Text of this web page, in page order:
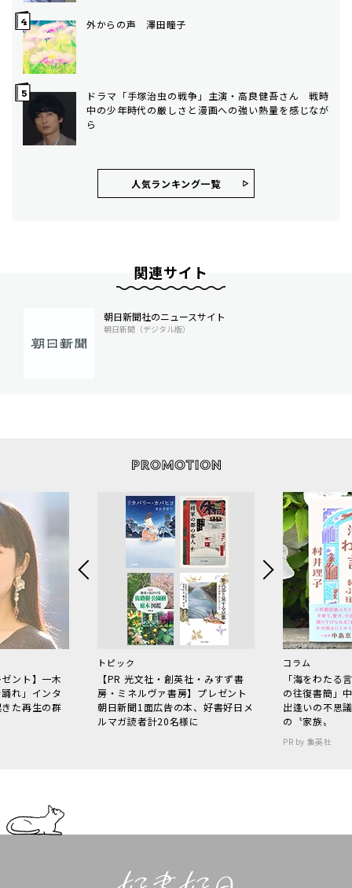
外からの声 澤田瞳子
ドラマ「手塚治虫の戦争」主演・高良健吾さん 戦時
中の少年時代の厳しさと漫画への強い熱量を感じなが
ら
人気ランキング⼀覧
関連サイト
朝日新聞社のニュースサイト
朝日新聞（デジタル版）
ント】一木
れ」インタ
た再生の群
トピック
【PR 光文社・創英社・みすず書
房・ミネルヴァ書房】プレゼント
朝日新聞1面広告の本、好書好日メ
ルマガ読者計20名様に
コラム
「海をわた
の往復書簡」
出逢いの不思
の〝家族〟
PR by 集英社